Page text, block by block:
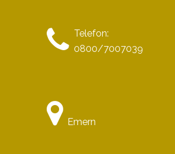
Telefon:
0800/7007039
Emern